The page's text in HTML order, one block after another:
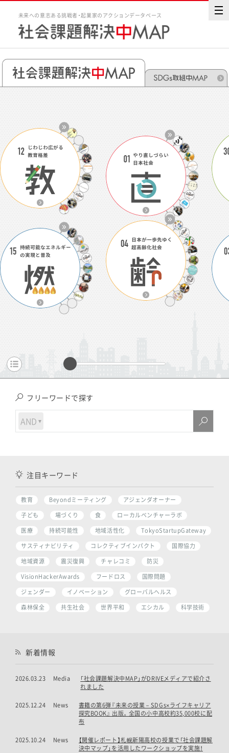
未来への意志ある挑戦者・起業家のアクションデータベース
フリーワードで探す
注目キーワード
教育 Beyondミーティング
アジェンダオーナー
子ども
場づくり 食
ローカルベンチャーラボ
医療
持続可能性 地域活性化
TokyoStartupGateway
サスティナビリティ
コレクティブインパクト
国際協力
地域資源
震災復興 チャレコミ
防災
VisionHackerAwards
フードロス
国際問題
ジェンダー
イノベーション
グローバルヘルス
森林保全
共生社会 世界平和 エシカル 科学技術
新着情報
2026.03.23 Media
「社会課題解決中MAP」がDRIVEメディアで紹介さ
れました
2025.12.24 News
書籍の第6弾『未来の授業－SDGs×ライフキャリア
探究BOOK』 出版。全国の小中高校約35,000校に配
布
2025.10.24 News
【開催レポート】札幌新陽高校の授業で「社会課題解
決中マップ」を活用したワークショップを実施！